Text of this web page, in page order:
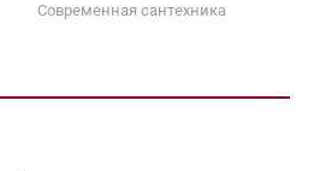
Современная сантехника